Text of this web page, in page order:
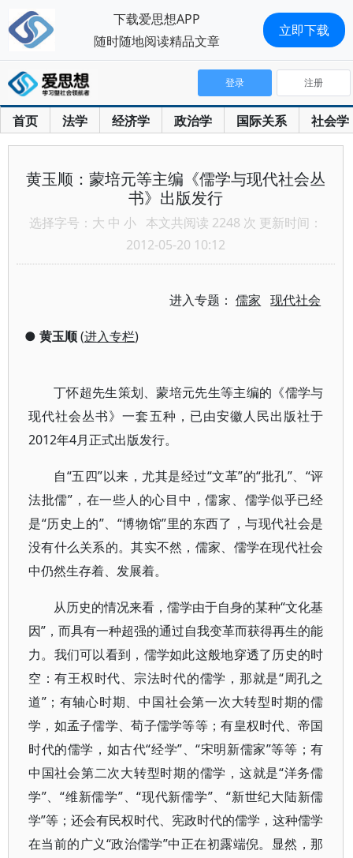
首页 法学 经济学 政治学 国际关系 社会学
登录 注册
黄玉顺：蒙培元等主编《儒学与现代社会丛
书》出版发行
选择字号： 大 中 小 本文共阅读 2248 次 更新时间：
2012-05-20 10:12
进入专题：儒家 现代社会
● 黄玉顺(进入专栏)
丁怀超先生策划、蒙培元先生等主编的《儒学与
现代社会丛书》一套五种，已由安徽人民出版社于
2012年4月正式出版发行。
自“五四”以来，尤其是经过“文革”的“批孔”、“评
法批儒”，在一些人的心目中，儒家、儒学似乎已经
是“历史上的”、“博物馆”里的东西了，与现代社会是
没有什么关系的。其实不然，儒家、儒学在现代社会
中仍然生存着、发展着。
从历史的情况来看，儒学由于自身的某种“文化基
因”，而具有一种超强的通过自我变革而获得再生的能
力。我们可以看到，儒学如此这般地穿透了历史的时
空：有王权时代、宗法时代的儒学，那就是“周孔之
道”；有轴心时期、中国社会第一次大转型时期的儒
学，如孟子儒学、荀子儒学等等；有皇权时代、帝国
时代的儒学，如古代“经学”、“宋明新儒家”等等；有
中国社会第二次大转型时期的儒学，这就是“洋务儒
学”、“维新儒学”、“现代新儒学”、“新世纪大陆新儒
学”等；还会有民权时代、宪政时代的儒学，这种儒学
在当前的广义“政治儒学”中正在初露端倪。显然，那
下载爱思想APP
随时随地阅读精品文章
立即下载